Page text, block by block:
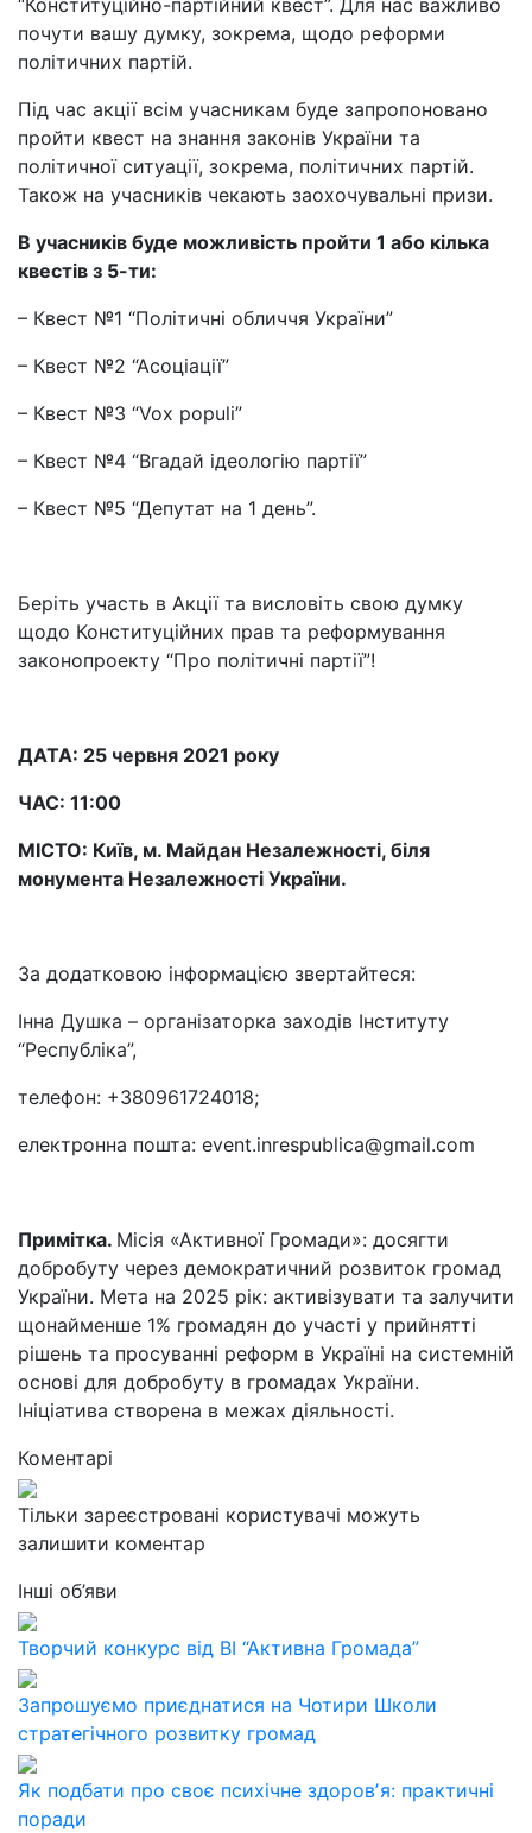
“Конституційно-партійний квест”. Для нас важливо
почути вашу думку, зокрема, щодо реформи
політичних партій.
Під час акції всім учасникам буде запропоновано
пройти квест на знання законів України та
політичної ситуації, зокрема, політичних партій.
Також на учасників чекають заохочувальні призи.
В учасників буде можливість пройти 1 або кілька
квестів з 5-ти:
– Квест №1 “Політичні обличчя України”
– Квест №2 “Асоціації”
– Квест №3 “Vox populi”
– Квест №4 “Вгадай ідеологію партії”
– Квест №5 “Депутат на 1 день”.
Беріть участь в Акції та висловіть свою думку
щодо Конституційних прав та реформування
законопроекту “Про політичні партії”!
ДАТА: 25 червня 2021 року
ЧАС: 11:00
МІСТО: Київ, м. Майдан Незалежності, біля
монумента Незалежності України.
За додатковою інформацією звертайтеся:
Інна Душка – організаторка заходів Інституту
“Республіка”,
телефон: +380961724018;
електронна пошта: event.inrespublica@gmail.com
Примітка. Місія «Активної Громади»: досягти
добробуту через демократичний розвиток громад
України. Мета на 2025 рік: активізувати та залучити
щонайменше 1% громадян до участі у прийнятті
рішень та просуванні реформ в Україні на системній
основі для добробуту в громадах України.
Ініціатива створена в межах діяльності.
Коментарі
Тільки зареєстровані користувачі можуть
залишити коментар
Інші об’яви
Творчий конкурс від ВІ “Активна Громада”
Запрошуємо приєднатися на Чотири Школи
стратегічного розвитку громад
Як подбати про своє психічне здоровʼя: практичні
поради